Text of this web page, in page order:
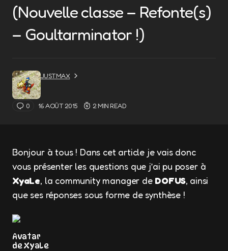
(Nouvelle classe – Refonte(s)
– Goultarminator !)
JUSTMAX
0 16 AOÛT 2015 2 MIN READ
Bonjour à tous ! Dans cet article je vais donc
vous présenter les questions que j’ai pu poser à
XyaLe, la community manager de DOFUS, ainsi
que ses réponses sous forme de synthèse !
Avatar
de XyaLe